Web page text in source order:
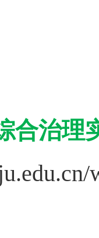
合治理